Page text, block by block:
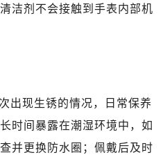
洁剂不会接触到手表内部机
出现生锈的情况，日常保养
时间暴露在潮湿环境中，如
并更换防水圈；佩戴后及时